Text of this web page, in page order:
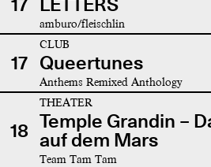
amburo/fleischlin
17
CLUB
Queertunes
Anthems Remixed Anthology
18
THEATER
Temple Grandin –
auf dem Mars
Team Tam Tam